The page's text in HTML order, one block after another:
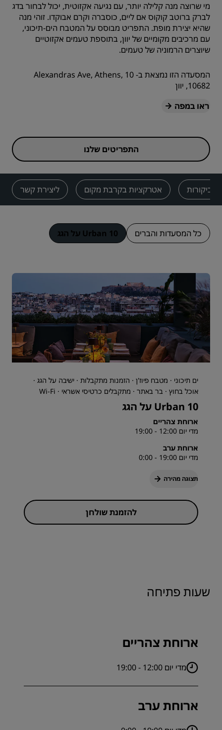
מי שרוצה מנה קלילה יותר, עם נגיעה אקזוטית, יכול לבחור בדג
לברק ברוטב קוקוס אם ליים, כוסברה וקרם אבוקדו. זוהי מנה
שהיא יצירת מופת. התפריט מבוסס על המטבח הים-תיכוני,
עם מרכיבים מקומיים של יוון, בתוספת טעמים אקזוטיים
שיוצרים הרמוניה של טעמים.
המסעדה הזו נמצאת ב- 10 Alexandras Ave, Athens,
10682, יוון
ראו במפה
התפריטים שלנו
ביקורות אטרקציות בקרבת מקום ליצירת קשר
כל המסעדות והברים 10 Urban על הגג
ים תיכוני · מטבח פיוז'ן · הזמנות מתקבלות · ישיבה על הגג ·
אוכל בחוץ · בר באתר · מתקבלים כרטיסי אשראי · Wi-Fi
10 Urban על הגג
ארוחת צהריים
מדי יום 12:00 - 19:00
ארוחת ערב
מדי יום 19:00 - 0:00
תצוגה מהירה
להזמנת שולחן
שעות פתיחה
ארוחת צהריים
מדי יום 12:00 - 19:00
ארוחת ערב